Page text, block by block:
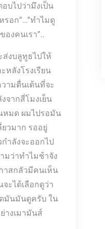
บไปว่ามึงเป็น
อก”…”ทำไมดู
องคนเรา”..
ส่งบลูทูธไปให้
หลังโรงเรียน
ามตื่นเต้นที่จะ
จากสี่โมงเย็น
หมด ผมไปรอมัน
ยวมาก รออยู่
ำลังจะออกไป
มว่าทำไมช้าจัง
าสกลัวมีคนเห็น
ะได้เลือกดูว่า
ดมันมันดูครับ ใน
างเมามันส์